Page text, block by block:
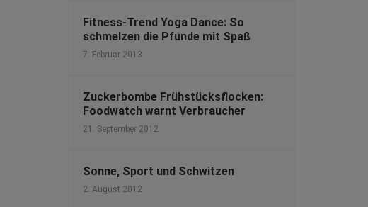
Fitness-Trend Yoga Dance: So
schmelzen die Pfunde mit Spaß
7. Februar 2013
Zuckerbombe Frühstücksflocken:
Foodwatch warnt Verbraucher
21. September 2012
Sonne, Sport und Schwitzen
2. August 2012